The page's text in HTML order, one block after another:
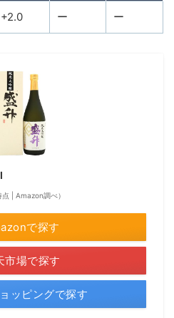
+2.0 ー ー
| Amazon調べ）
で探す
市場で探す
ッピングで探す